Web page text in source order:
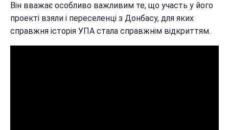
Він вважає особливо важливим те, що участь у його
проекті взяли і переселенці з Донбасу, для яких
справжня історія УПА стала справжнім відкриттям.